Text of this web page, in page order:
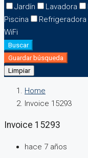
Jardín
Lavadora
Piscina
Refrigeradora
WiFi
Buscar
Guardar búsqueda
Limpiar
Home
Invoice 15293
Invoice 15293
hace 7 años